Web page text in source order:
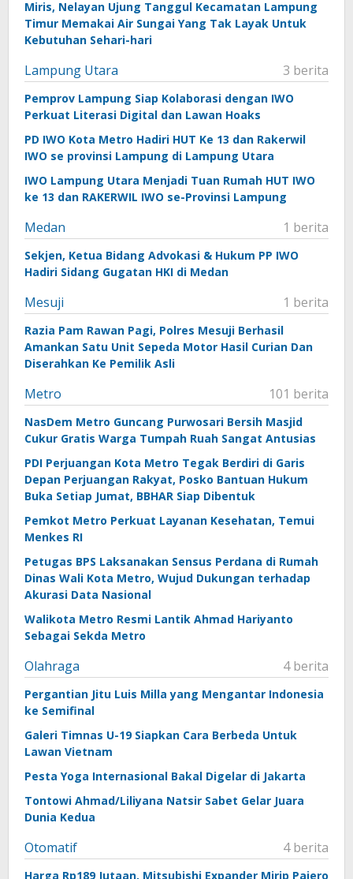
Miris, Nelayan Ujung Tanggul Kecamatan Lampung
Timur Memakai Air Sungai Yang Tak Layak Untuk
Kebutuhan Sehari-hari
Lampung Utara 3 berita
Pemprov Lampung Siap Kolaborasi dengan IWO
Perkuat Literasi Digital dan Lawan Hoaks
PD IWO Kota Metro Hadiri HUT Ke 13 dan Rakerwil
IWO se provinsi Lampung di Lampung Utara
IWO Lampung Utara Menjadi Tuan Rumah HUT IWO
ke 13 dan RAKERWIL IWO se-Provinsi Lampung
Medan 1 berita
Sekjen, Ketua Bidang Advokasi & Hukum PP IWO
Hadiri Sidang Gugatan HKI di Medan
Mesuji 1 berita
Razia Pam Rawan Pagi, Polres Mesuji Berhasil
Amankan Satu Unit Sepeda Motor Hasil Curian Dan
Diserahkan Ke Pemilik Asli
Metro 101 berita
NasDem Metro Guncang Purwosari Bersih Masjid
Cukur Gratis Warga Tumpah Ruah Sangat Antusias
PDI Perjuangan Kota Metro Tegak Berdiri di Garis
Depan Perjuangan Rakyat, Posko Bantuan Hukum
Buka Setiap Jumat, BBHAR Siap Dibentuk
Pemkot Metro Perkuat Layanan Kesehatan, Temui
Menkes RI
Petugas BPS Laksanakan Sensus Perdana di Rumah
Dinas Wali Kota Metro, Wujud Dukungan terhadap
Akurasi Data Nasional
Walikota Metro Resmi Lantik Ahmad Hariyanto
Sebagai Sekda Metro
Olahraga 4 berita
Pergantian Jitu Luis Milla yang Mengantar Indonesia
ke Semifinal
Galeri Timnas U-19 Siapkan Cara Berbeda Untuk
Lawan Vietnam
Pesta Yoga Internasional Bakal Digelar di Jakarta
Tontowi Ahmad/Liliyana Natsir Sabet Gelar Juara
Dunia Kedua
Otomatif 4 berita
Harga Rp189 Jutaan, Mitsubishi Expander Mirip Pajero